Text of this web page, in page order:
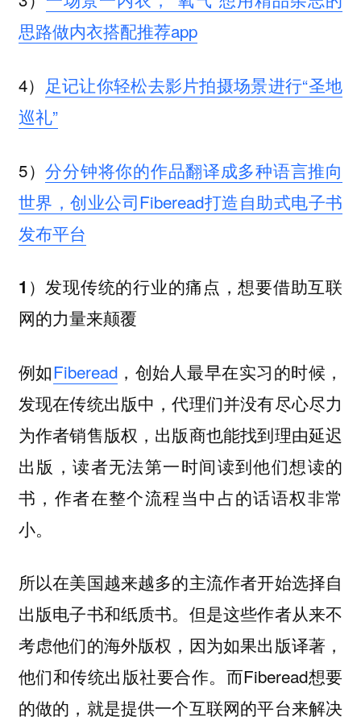
思路做内衣搭配推荐app
4） 足记让你轻松去影片拍摄场景进行“圣地
巡礼”
5）分分钟将你的作品翻译成多种语言推向
世界，创业公司Fiberead打造自助式电子书
发布平台
1）发现传统的行业的痛点，想要借助互联
网的力量来颠覆
例如Fiberead，创始人最早在实习的时候，
发现在传统出版中，代理们并没有尽心尽力
为作者销售版权，出版商也能找到理由延迟
出版，读者无法第一时间读到他们想读的
书，作者在整个流程当中占的话语权非常
小。
所以在美国越来越多的主流作者开始选择自
出版电子书和纸质书。但是这些作者从来不
考虑他们的海外版权，因为如果出版译著，
他们和传统出版社要合作。而Fiberead想要
的做的，就是提供一个互联网的平台来解决